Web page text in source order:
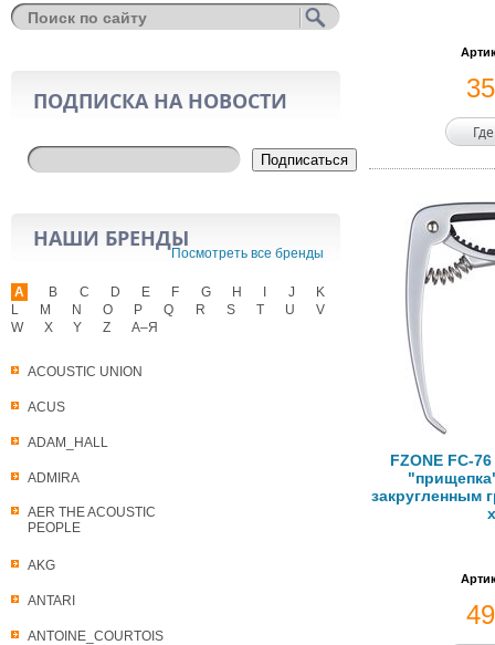
ПОДПИСКА НА НОВОСТИ
Подписаться
НАШИ БРЕНДЫ
Посмотреть все бренды
A
ACOUSTIC UNION
ACUS
ADAM_HALL
ADMIRA
AER THE ACOUSTIC
PEOPLE
AKG
ANTARI
ANTOINE_COURTOIS
B C D E F G H J
K
L
M N O P Q R S T U
V
W
X Y Z А–Я
FZONE FC-
закругленным